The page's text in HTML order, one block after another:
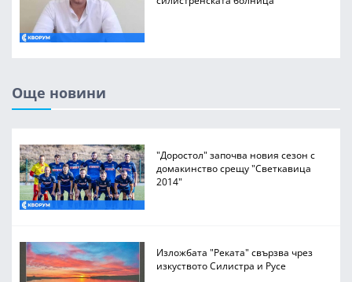
Още новини
"Доростол" започва новия сезон с
домакинство срещу "Светкавица
2014"
Изложбата "Реката" свързва чрез
изкуството Силистра и Русе